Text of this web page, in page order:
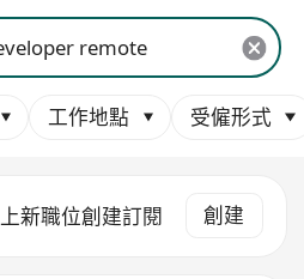
工作地點 受僱形式
新職位創建訂閱 創建